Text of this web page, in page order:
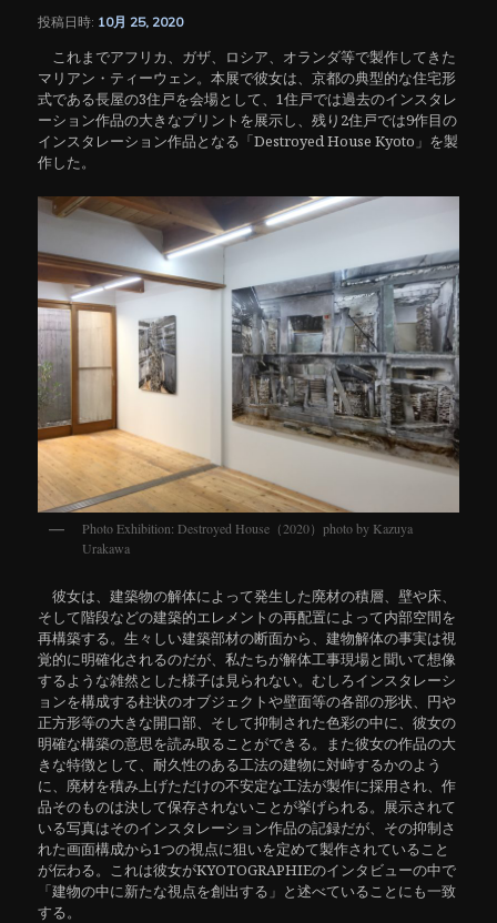
ン
投稿日時: 10月 25, 2020
これまでアフリカ、ガザ、ロシア、オランダ等で製作してきた
マリアン・ティーウェン。本展で彼女は、京都の典型的な住宅形
式である長屋の3住戸を会場として、1住戸では過去のインスタレ
ーション作品の大きなプリントを展示し、残り2住戸では9作目の
インスタレーション作品となる「Destroyed House Kyoto」を製
作した。
Photo Exhibition: Destroyed House（2020）photo by Kazuya
Urakawa
彼女は、建築物の解体によって発生した廃材の積層、壁や床、
そして階段などの建築的エレメントの再配置によって内部空間を
再構築する。生々しい建築部材の断面から、建物解体の事実は視
覚的に明確化されるのだが、私たちが解体工事現場と聞いて想像
するような雑然とした様子は見られない。むしろインスタレーシ
ョンを構成する柱状のオブジェクトや壁面等の各部の形状、円や
正方形等の大きな開口部、そして抑制された色彩の中に、彼女の
明確な構築の意思を読み取ることができる。また彼女の作品の大
きな特徴として、耐久性のある工法の建物に対峙するかのよう
に、廃材を積み上げただけの不安定な工法が製作に採用され、作
品そのものは決して保存されないことが挙げられる。展示されて
いる写真はそのインスタレーション作品の記録だが、その抑制さ
れた画面構成から1つの視点に狙いを定めて製作されていること
が伝わる。これは彼女がKYOTOGRAPHIEのインタビューの中で
「建物の中に新たな視点を創出する」と述べていることにも一致
する。